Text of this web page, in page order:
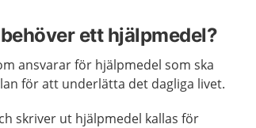
ett hjälpmedel?
ansvarar för hjälpmedel som ska
för att underlätta det dagliga livet.
skriver ut hjälpmedel kallas för